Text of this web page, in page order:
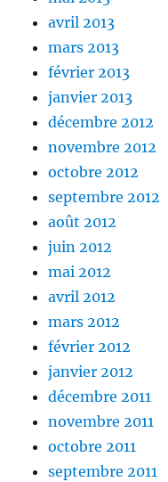
avril 2013
mars 2013
février 2013
janvier 2013
décembre 2012
novembre 2012
octobre 2012
septembre 2012
août 2012
juin 2012
mai 2012
avril 2012
mars 2012
février 2012
janvier 2012
décembre 2011
novembre 2011
octobre 2011
septembre 2011